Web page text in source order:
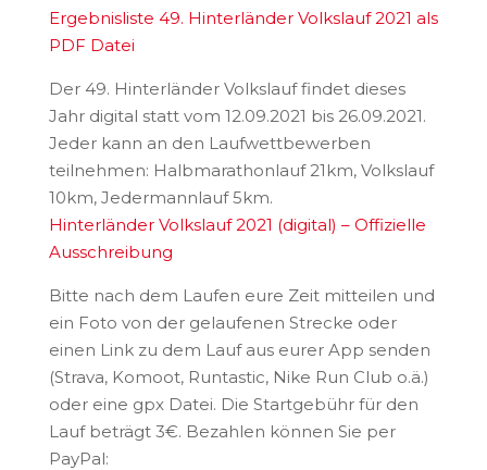
Ergebnisliste 49. Hinterländer Volkslauf 2021 als
PDF Datei
Der 49. Hinterländer Volkslauf findet dieses
Jahr digital statt vom 12.09.2021 bis 26.09.2021.
Jeder kann an den Laufwettbewerben
teilnehmen: Halbmarathonlauf 21km, Volkslauf
10km, Jedermannlauf 5km.
Hinterländer Volkslauf 2021 (digital) – Offizielle
Ausschreibung
Bitte nach dem Laufen eure Zeit mitteilen und
ein Foto von der gelaufenen Strecke oder
einen Link zu dem Lauf aus eurer App senden
(Strava, Komoot, Runtastic, Nike Run Club o.ä.)
oder eine gpx Datei. Die Startgebühr für den
Lauf beträgt 3€. Bezahlen können Sie per
PayPal: